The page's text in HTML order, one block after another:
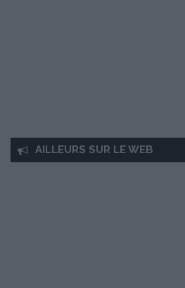
AILLEURS SUR LE WEB